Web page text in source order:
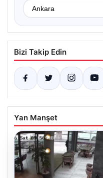
Bizi Takip Edin
Yan Manşet